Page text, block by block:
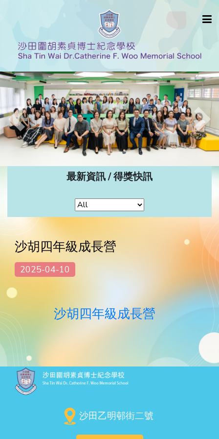
Previous Next
最新資訊 / 得獎快訊
沙胡四年級成長營
2025-04-10
沙胡四年級成長營
沙田乙明邨街二號